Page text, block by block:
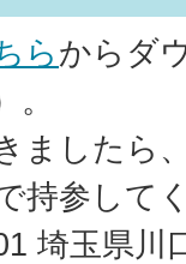
らからダ
ましたら
持参して
埼玉県川